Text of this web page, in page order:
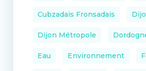
Cubzadais Fronsadais
Dijon Métropole
Eau Environnement